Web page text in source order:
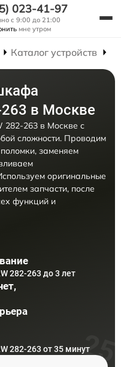
023-41-97
с 9:00 до 21:00
мне утром
Каталог устройств
263 в Москве
282-263 в Москве с
сложности. Проводим
заменяем
оригинальные
запчасти, после
функций и
282-263 до 3 лет
282-263 от 35 минут